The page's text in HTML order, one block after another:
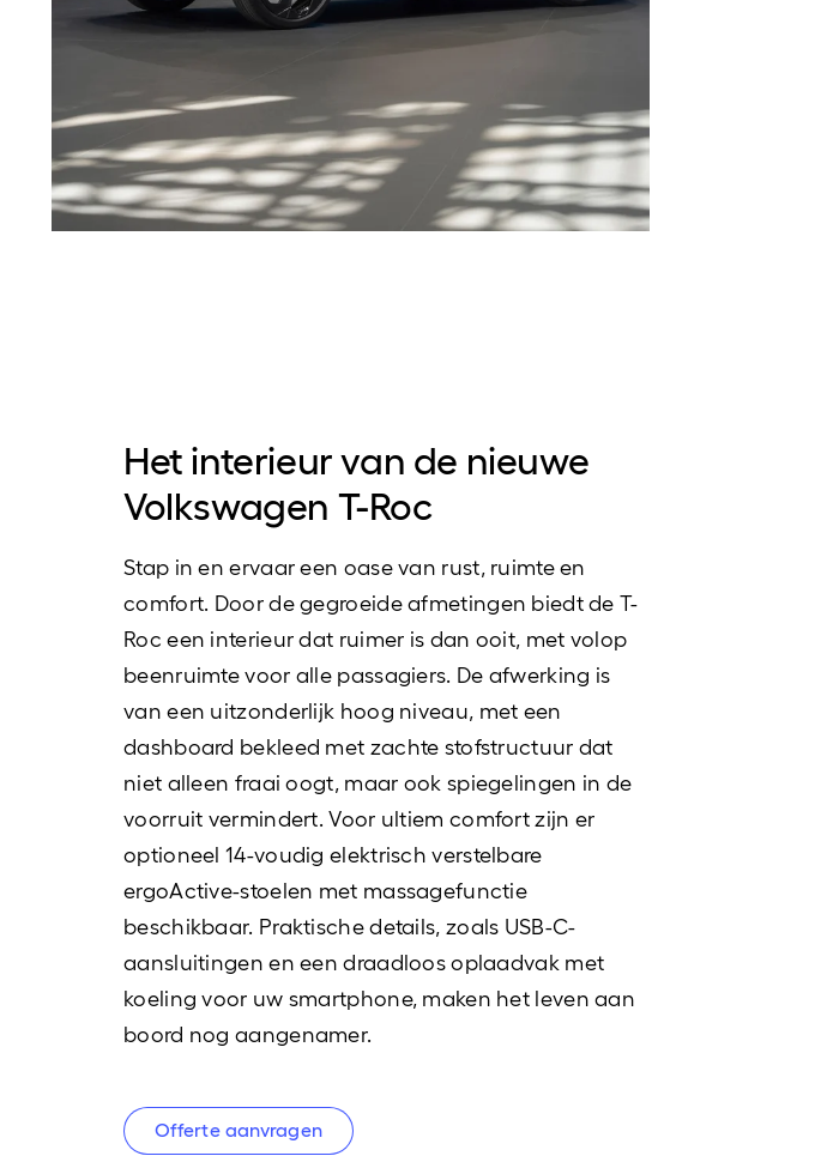
Het interieur van de nieuwe
Volkswagen T-Roc
Stap in en ervaar een oase van rust, ruimte en
comfort. Door de gegroeide afmetingen biedt de T-
Roc een interieur dat ruimer is dan ooit, met volop
beenruimte voor alle passagiers. De afwerking is
van een uitzonderlijk hoog niveau, met een
dashboard bekleed met zachte stofstructuur dat
niet alleen fraai oogt, maar ook spiegelingen in de
voorruit vermindert. Voor ultiem comfort zijn er
optioneel 14-voudig elektrisch verstelbare
ergoActive-stoelen met massagefunctie
beschikbaar. Praktische details, zoals USB-C-
aansluitingen en een draadloos oplaadvak met
koeling voor uw smartphone, maken het leven aan
boord nog aangenamer.
Offerte aanvragen